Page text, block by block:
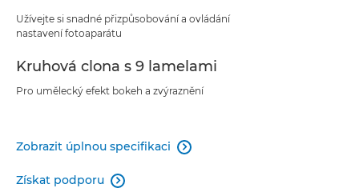
Užívejte si snadné přizpůsobování a ovládání
nastavení fotoaparátu
Kruhová clona s 9 lamelami
Pro umělecký efekt bokeh a zvýraznění
Zobrazit úplnou specifikaci 
Získat podporu 